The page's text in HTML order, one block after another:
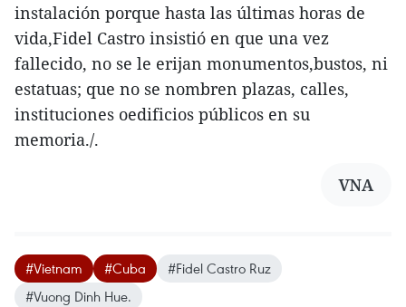
instalación porque hasta las últimas horas de
vida,Fidel Castro insistió en que una vez
fallecido, no se le erijan monumentos,bustos, ni
estatuas; que no se nombren plazas, calles,
instituciones oedificios públicos en su
memoria./.
VNA
#Vietnam #Cuba
#Fidel Castro Ruz
#Vuong Dinh Hue.